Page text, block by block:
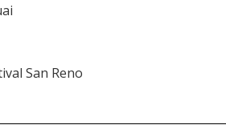
San Reno